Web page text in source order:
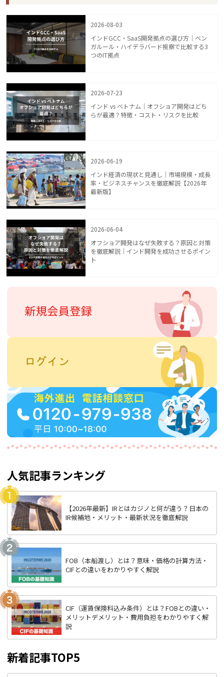
2026-08-03
インドGCC・SaaS開発拠点の選び方｜ベン
ガルール・ハイデラバード視察で比較する3
つのIT拠点
2026-07-23
インド vs ベトナム｜オフショア開発はどち
らが最適？特徴・コスト・リスクを比較
2026-06-19
インド経済の現状と見通し｜市場規模・成長
率・ビジネスチャンスを徹底解説【2026年
最新版】
2026-06-04
オフショア開発はなぜ失敗する？原因と対策
を徹底解説｜インド開発を成功させるポイン
ト
人気記事ランキング
【2026年最新】IRとはカジノと何が違う？日本の
IR候補地・メリット・最新状況を徹底解説
FOB（本船渡し）とは？意味・価格の計算方法・
CIFとの違いをわかりやすく解説
CIF（運賃保険料込み条件）とは？FOBとの違い・
メリットデメリット・費用負担をわかりやすく解
説
新着記事TOP5